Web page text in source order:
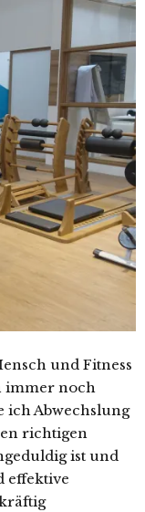
und Fitness
immer noch
ich Abwechslung
richtigen
ist und
effektive